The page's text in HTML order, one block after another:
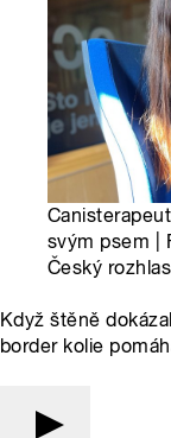
svým psem |
Český rozhlas
Když štěně
border kolie